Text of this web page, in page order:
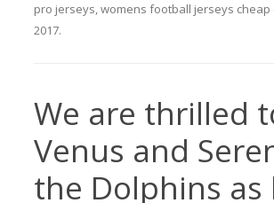
pro jerseys,womens football jerseys cheap
2017.
We are thrilled
Venus and
the Dolphins